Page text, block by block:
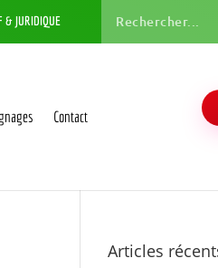
& JURIDIQUE
Contact
Articles